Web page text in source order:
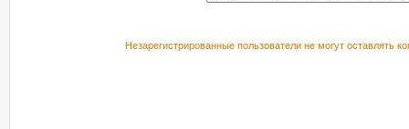
Незарегистрированные пользователи не могут оставлять